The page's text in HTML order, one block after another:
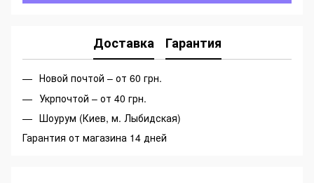
Доставка Гарантия
Новой почтой – от 60 грн.
Укрпочтой – от 40 грн.
Шоурум (Киев, м. Лыбидская)
Гарантия от магазина 14 дней